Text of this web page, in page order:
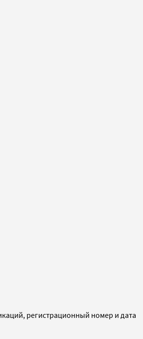
регистрационный номер и дата